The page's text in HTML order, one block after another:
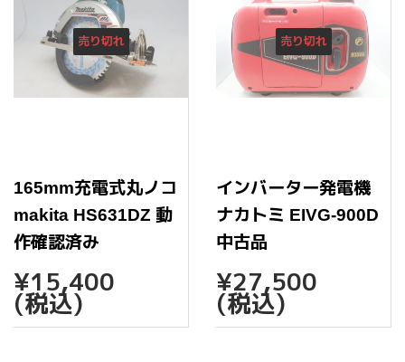
売り切れ
165mm充電式丸ノコ
makita HS631DZ 動
作確認済み
通
常
価
格
¥15,400 ¥15,400
(税込)
売り切れ
インバーター発電機
ナカトミ EIVG-900D
中古品
通
常
価
格
¥27,500
(税込)